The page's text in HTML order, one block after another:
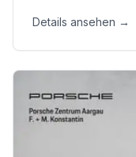
Details ansehen →